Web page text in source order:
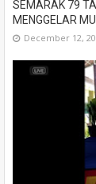
SEMARAK 79
MENGGELAR
December 12,